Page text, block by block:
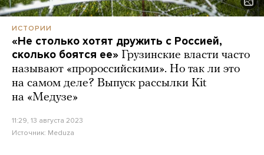
ИСТОРИИ
«Не столько хотят дружить с Россией,
сколько боятся ее» Грузинские власти часто
называют «пророссийскими». Но так ли это
на самом деле? Выпуск рассылки Kit
на «Медузе»
11:29, 13 августа 2023
Источник: Meduza